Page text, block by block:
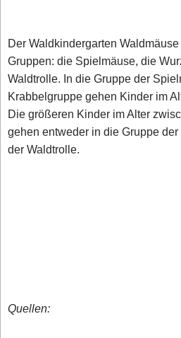
Der Waldkindergarten
Gruppen: die Spielmäuse, die
Waldtrolle. In die Gruppe der
Krabbelgruppe gehen Kinder im
Die größeren Kinder im Alter
gehen entweder in die Gruppe
der Waldtrolle.
Quellen: